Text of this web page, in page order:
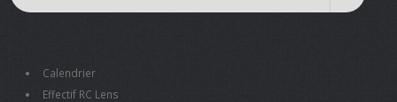
Calendrier
Effectif RC Lens